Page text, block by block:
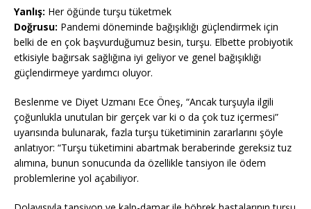
Yanlış: Her öğünde turşu tüketmek
Doğrusu: Pandemi döneminde bağışıklığı güçlendirmek için
belki de en çok başvurduğumuz besin, turşu. Elbette probiyotik
etkisiyle bağırsak sağlığına iyi geliyor ve genel bağışıklığı
güçlendirmeye yardımcı oluyor.
Beslenme ve Diyet Uzmanı Ece Öneş, “Ancak turşuyla ilgili
çoğunlukla unutulan bir gerçek var ki o da çok tuz içermesi”
uyarısında bulunarak, fazla turşu tüketiminin zararlarını şöyle
anlatıyor: “Turşu tüketimini abartmak beraberinde gereksiz tuz
alımına, bunun sonucunda da özellikle tansiyon ile ödem
problemlerine yol açabiliyor.